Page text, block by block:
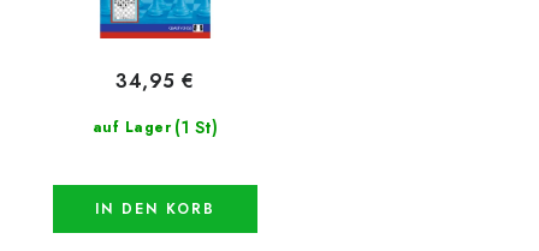
auf Lager (1 St)
34,95 €
IN DEN KORB